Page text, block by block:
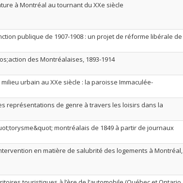
à Montréal au tournant du XXe siècle
publique de 1907-1908 : un projet de réforme libérale de
des Montréalaises, 1893-1914
urbain au XXe siècle : la paroisse Immaculée-
représentations de genre à travers les loisirs dans la
montréalais de 1849 à partir de journaux
en matière de salubrité des logements à Montréal,